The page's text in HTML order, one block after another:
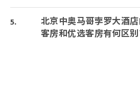
北京中奥马哥孛罗大酒
客房和优选客房有何区别